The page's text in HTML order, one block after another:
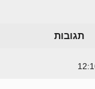
תגובות